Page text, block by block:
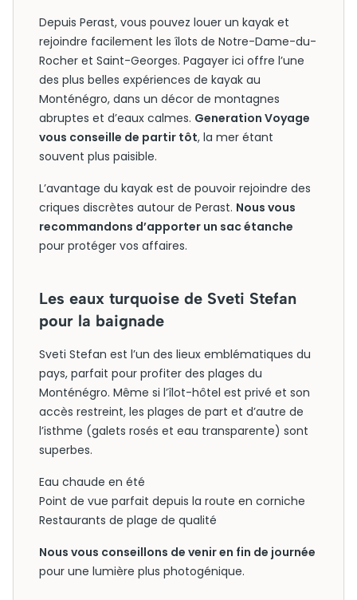
Depuis Perast, vous pouvez louer un kayak et
rejoindre facilement les îlots de Notre-Dame-du-
Rocher et Saint-Georges. Pagayer ici offre l’une
des plus belles expériences de kayak au
Monténégro, dans un décor de montagnes
abruptes et d’eaux calmes. Generation Voyage
vous conseille de partir tôt, la mer étant
souvent plus paisible.
L’avantage du kayak est de pouvoir rejoindre des
criques discrètes autour de Perast. Nous vous
recommandons d’apporter un sac étanche
pour protéger vos affaires.
Les eaux turquoise de Sveti Stefan
pour la baignade
Sveti Stefan est l’un des lieux emblématiques du
pays, parfait pour profiter des plages du
Monténégro. Même si l’îlot-hôtel est privé et son
accès restreint, les plages de part et d’autre de
l’isthme (galets rosés et eau transparente) sont
superbes.
Eau chaude en été
Point de vue parfait depuis la route en corniche
Restaurants de plage de qualité
Nous vous conseillons de venir en fin de journée
pour une lumière plus photogénique.